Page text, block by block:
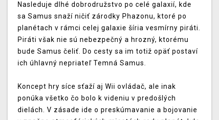
Nasleduje dlhé dobrodružstvo po celé galaxií, kde
sa Samus snaží ničiť zárodky Phazonu, ktoré po
planétach v rámci celej galaxie šíria vesmírny piráti.
Piráti však nie sú nebezpečný a hrozný, ktorému
bude Samus čeliť. Do cesty sa im totiž opäť postaví
ich úhlavný nepriateľ Temná Samus.
Koncept hry síce sťaží aj Wii ovládač, ale inak
ponúka všetko čo bolo k videniu v predošlých
dielách. V zásade ide o preskúmavanie a bojovanie